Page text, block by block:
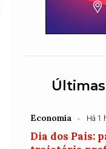
Economia Há 1
Dia dos Pais: